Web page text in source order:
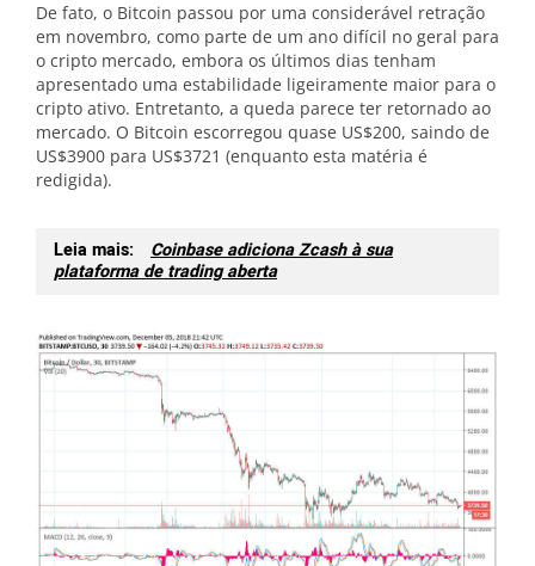
De fato, o Bitcoin passou por uma considerável retração
em novembro, como parte de um ano difícil no geral para
o cripto mercado, embora os últimos dias tenham
apresentado uma estabilidade ligeiramente maior para o
cripto ativo. Entretanto, a queda parece ter retornado ao
mercado. O Bitcoin escorregou quase US$200, saindo de
US$3900 para US$3721 (enquanto esta matéria é
redigida).
Leia mais:
Coinbase adiciona Zcash à sua
plataforma de trading aberta